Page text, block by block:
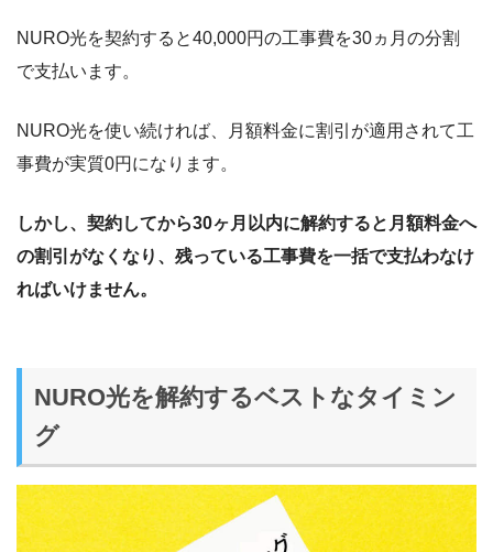
NURO光を契約すると40,000円の工事費を30ヵ月の分割
で支払います。
NURO光を使い続ければ、月額料金に割引が適用されて工
事費が実質0円になります。
しかし、契約してから30ヶ月以内に解約すると月額料金へ
の割引がなくなり、残っている工事費を一括で支払わなけ
ればいけません。
NURO光を解約するベストなタイミン
グ